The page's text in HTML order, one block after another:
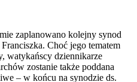
zaplanowano kolejny synod
Choć jego tematem
watykańscy dziennikarze
zostanie także poddana
– w końcu na synodzie ds.